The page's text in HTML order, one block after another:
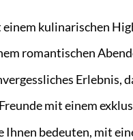
kulinarischen
romantischen
Erlebnis,
mit einem
Ihnen bedeuten, mit